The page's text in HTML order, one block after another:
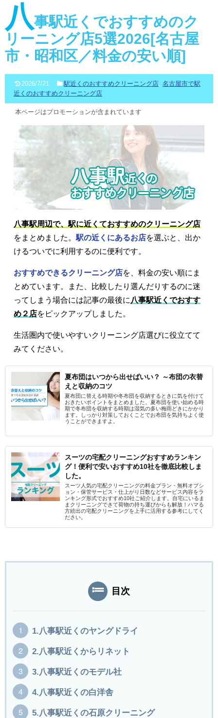
八事駅近くでおすすめのク
リーニング店5選2026[名古屋
市・昭和区／料金の安い順]
2026/7/21 駅近くのおすすめクリーニング店, 名古屋市で駅
近くのおすすめクリーニング店
本ページはプロモーションが含まれています
八事駅周辺で、駅に近くておすすめのクリーニング店
をまとめました。 駅の近くにあるお店を選ぶと、出か
けるついでに利用するのに便利です。
おすすめできるクリーニング店を、料金の安い順にま
とめています。また、比較したり選んだりするのに迷
ってしまう場合には記事の最後に 八事駅近くでおすす
め２店をピックアップしました。
生活圏内で使いやすいクリーニング店選びに役立てて
みてください。
夏布団はいつから出せばいい？ ～布団の衣替
えと収納のコツ
夏布団に替える時期や冬布団を収納するときに気を付けて
おきたいポイントをまとめました。夏布団を使い始める時
期で冬布団を収納する時期は湿気の多い梅雨どきにかかり
ます。しっかり対策しておくことでお布団を気持ちよく使
うことができますよ。
スーツの宅配クリーニングおすすめランキン
グ！便利で安いおすすめ10社を徹底比較しま
した。
スーツ人気の宅配クリーニングの料金プラン・無料オプシ
ョン・保管サービス・仕上がり日数などサービス内容をラ
ンキング形式でおすすめ10社ご紹介します。自宅にいるま
まクリーニングできて荷物の持ち運びからも解放！ハマる
方続出の宅配クリーニングを上手に活用する参考にしてく
ださい。
目次
1.八事駅近くのヤングドライ
2.八事駅近くからリネット
3.八事駅近くのモデル社
4.八事駅近くの白洋舎
5.八事駅近くの石原クリーニング